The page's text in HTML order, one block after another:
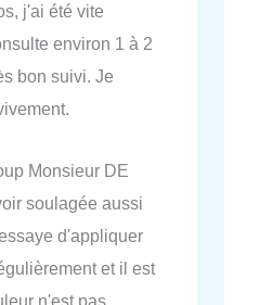
j'ai été vite
environ 1 à 2
bon suivi. Je
Monsieur DE
soulagée aussi
d'appliquer
et il est
n'est pas